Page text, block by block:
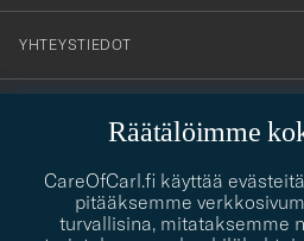
Räätälöimme
CareOfCarl.fi käyttää
pitääksemme
turvallisina, mitataksemme
YHTEYSTIEDOT
contact@careofcarl.com
PUKEUTUMISNEUVONTA
Kaipaatko apua oman tyylisi
mielellämme!